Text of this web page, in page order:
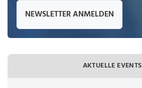
NEWSLETTER ANMELDEN
AKTUELLE EVENTS